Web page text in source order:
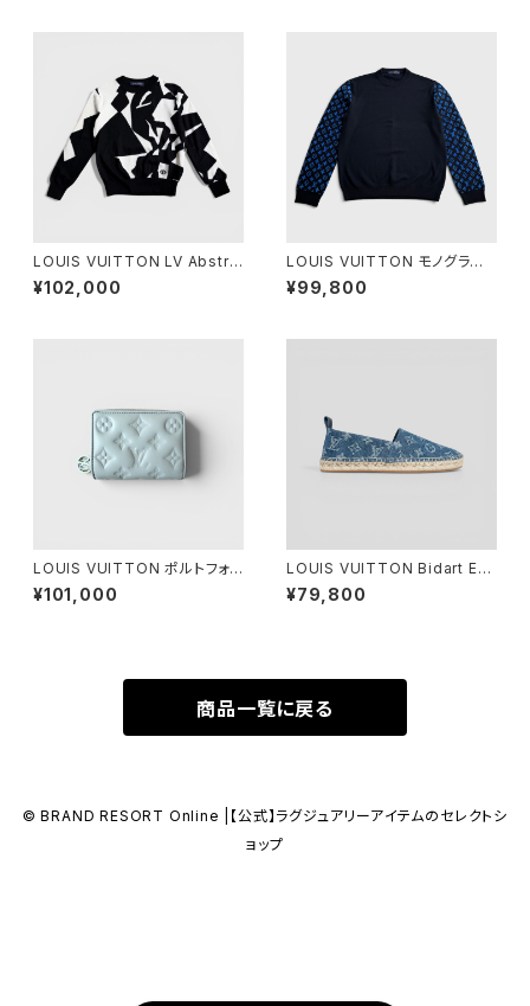
LOUIS VUITTON LV Abstra
ct Houndstooth Knit Wool
Black White M
¥102,000
LOUIS VUITTON モノグラム
ミックス カシミア クルーネック
L
¥99,800
LOUIS VUITTON ポルトフォイ
ユ ルー ウォッシュドブルー
¥101,000
LOUIS VUITTON Bidart Es
padrille Monogram Denim
Blue 37 1/2
¥79,800
商品一覧に戻る
© BRAND RESORT Online |【公式】ラグジュアリーアイテムのセレクトシ
ョップ